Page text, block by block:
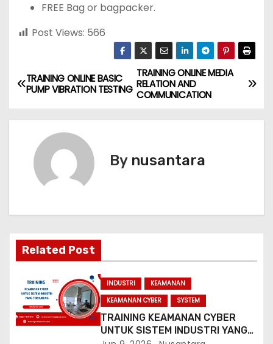
FREE Bag or bagpacker.
Post Views: 566
P
v
i
g
a
TRAINING ONLINE MEDIA
RELATION AND
COMMUNICATION
TRAINING ONLINE BASIC
PUMP VIBRATION TESTING
By nusantara
Related Post
INDUSTRI
KEAMANAN
KEAMANAN CYBER
SYSTEM
TRAINING KEAMANAN CYBER
UNTUK SISTEM INDUSTRI YANG